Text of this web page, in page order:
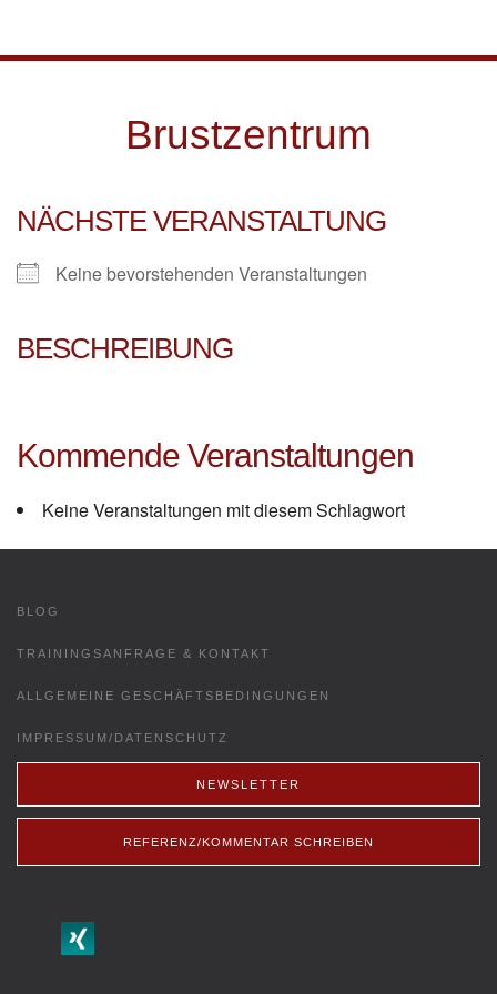
Skip to main content
Brustzentrum
NÄCHSTE VERANSTALTUNG
Keine bevorstehenden Veranstaltungen
BESCHREIBUNG
Kommende Veranstaltungen
Keine Veranstaltungen mit diesem Schlagwort
BLOG
TRAININGSANFRAGE & KONTAKT
ALLGEMEINE GESCHÄFTSBEDINGUNGEN
IMPRESSUM/DATENSCHUTZ
NEWSLETTER
REFERENZ/KOMMENTAR SCHREIBEN